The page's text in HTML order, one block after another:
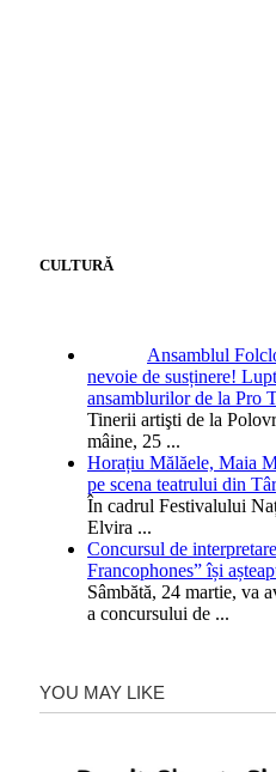
CULTURĂ
Ansamblul
nevoie de susținere!
ansamblurilor de la Pro
Tinerii artişti de la
mâine, 25 ...
Horațiu Mălăele, Maia
pe scena teatrului din
În cadrul Festivalului
Elvira ...
Concursul de
Francophones” își
Sâmbătă, 24 martie, va
a concursului de ...